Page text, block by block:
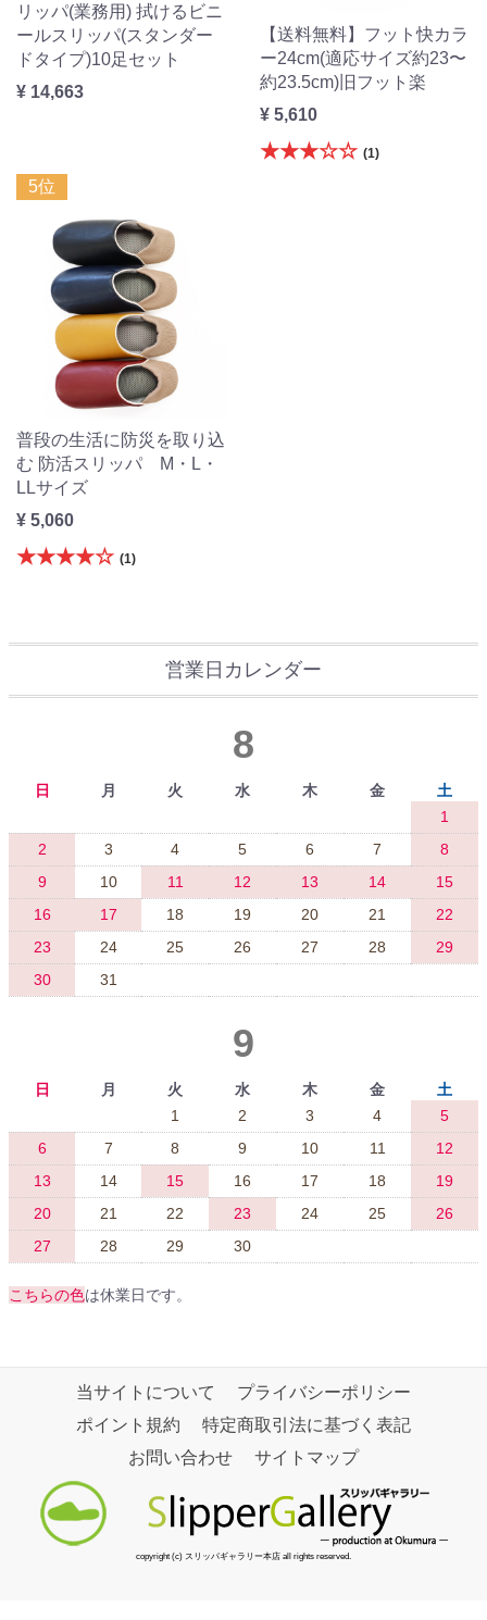
リッパ(業務用) 拭けるビニ
ールスリッパ(スタンダー
ドタイプ)10足セット
¥ 14,663
【送料無料】フット快カラ
ー24cm(適応サイズ約23〜
約23.5cm)旧フット楽
¥ 5,610
★★★☆☆ (1)
5位
普段の生活に防災を取り込
む 防活スリッパ M・L・
LLサイズ
¥ 5,060
★★★★☆ (1)
営業日カレンダー
8
日 月 火 水 木 金
土
1
2
3 4 5 6 7
8
9
10 11 12 13 14
15
16
17 18 19 20 21
22
23
24 25 26 27 28
29
30
31
9
日 月 火 水 木 金
土
1
2 3 4
5
6
7 8 9 10 11
12
13
14 15 16 17 18
19
20
21 22 23 24 25
26
27
28 29 30
こちらの色は休業日です。
当サイトについて
プライバシーポリシー
ポイント規約
特定商取引法に基づく表記
お問い合わせ
サイトマップ
copyright (c) スリッパギャラリー本店 all rights reserved.